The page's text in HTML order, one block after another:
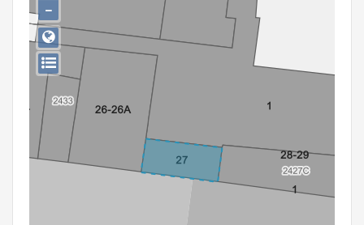
Persoon of collectief
Downloads
Hergebruik
Aanmelden
−